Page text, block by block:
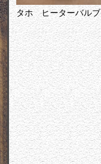
タホ ヒーターバルブ